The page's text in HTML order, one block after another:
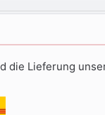
die Lieferung